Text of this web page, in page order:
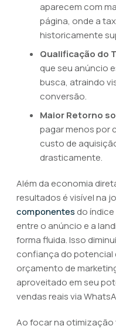
aparecem com
página, onde a
historicamente
Qualificação do
que seu anúncio
busca, atraindo
conversão.
Maior Retorno
pagar menos por
custo de
drasticamente.
Além da economia
resultados é visível na
componentes do
entre o anúncio e a
forma fluida. Isso
confiança do potencial
orçamento de
aproveitado em seu
vendas reais via
Ao focar na otimização